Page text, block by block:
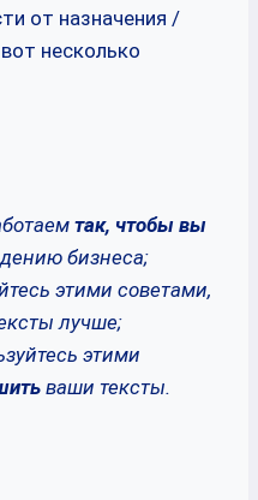
от назначения /
несколько
так, чтобы вы
бизнеса;
этими советами,
лучше;
этими
ваши тексты.